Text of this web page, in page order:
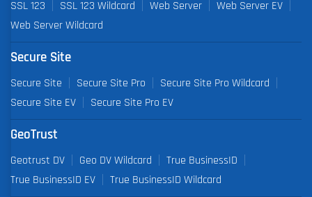
SSL 123 SSL 123 Wildcard Web Server
Web Server EV
Web Server Wildcard
Secure Site
Secure Site Secure Site Pro
Secure Site Pro Wildcard
Secure Site EV
Secure Site Pro EV
GeoTrust
Geotrust DV Geo DV Wildcard
True BusinessID
True BusinessID EV
True BusinessID Wildcard